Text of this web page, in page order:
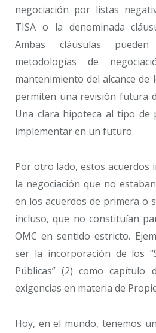
negociación por listas
TISA o la denominada
Ambas cláusulas
metodologías de
mantenimiento del alcance
permiten una revisión futura
Una clara hipoteca al tipo de
implementar en un futuro.
Por otro lado, estos acuerdos
la negociación que no
en los acuerdos de primera o
incluso, que no constituían
OMC en sentido estricto.
ser la incorporación de los
Públicas” (2) como capítulo
exigencias en materia de
Hoy, en el mundo, tenemos